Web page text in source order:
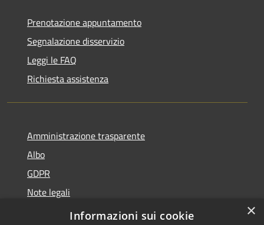
Prenotazione appuntamento
Segnalazione disservizio
Leggi le FAQ
Richiesta assistenza
Amministrazione trasparente
Albo
GDPR
Note legali
Dichiarazione di accessibilità
×
Informazioni sui cookie